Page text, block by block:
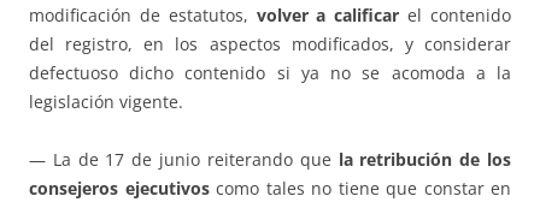
modificación de estatutos, volver a calificar el contenido
del registro, en los aspectos modificados, y considerar
defectuoso dicho contenido si ya no se acomoda a la
legislación vigente.
— La de 17 de junio reiterando que la retribución de los
consejeros ejecutivoscomo tales no tiene que constar en